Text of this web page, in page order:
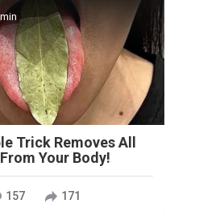
Trick Removes All
Your Body!
157 171